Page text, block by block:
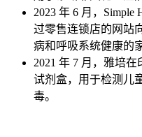
2023 年 6 月，Simple
过零售连锁店的网站
病和呼吸系统健康的
2021 年 7 月，雅培
试剂盒，用于检测儿
毒。